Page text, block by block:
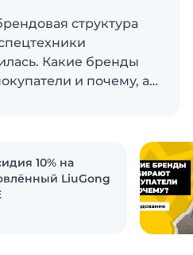
структура
Какие бренды
и почему, а
рынка?
10% на
LiuGong